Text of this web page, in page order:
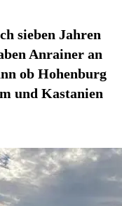
sieben Jahren
Anrainer an
ob Hohenburg
und Kastanien